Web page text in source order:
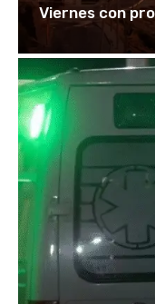
Viernes con